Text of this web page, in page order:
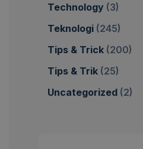
Technology (3)
Teknologi (245)
Tips & Trick (200)
Tips & Trik (25)
Uncategorized (2)